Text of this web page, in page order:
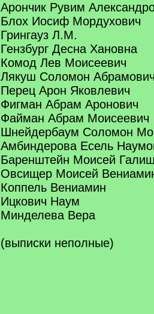
Арончик Рувим
Блох Иосиф Мордухович
Грингауз Л.М.
Гензбург Десна Хановна
Комод Лев Моисеевич
Лякуш Соломон
Перец Арон Яковлевич
Фигман Абрам Аронович
Файман Абрам Моисеевич
Шнейдербаум Соломон
Амбиндерова Есель
Баренштейн Моисей
Овсищер Моисей
Коппель Вениамин
Ицкович Наум
Минделева Вера
(выписки неполные)